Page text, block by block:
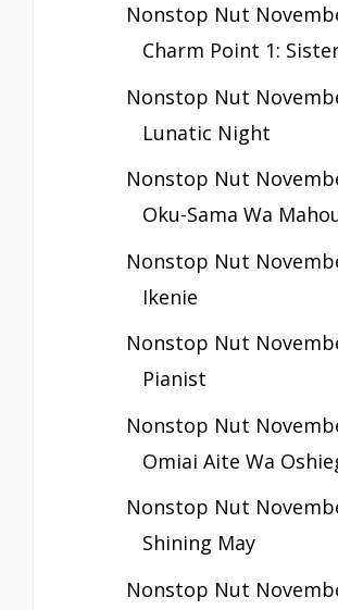
Nonstop Nut
Charm Point 1:
Nonstop Nut
Lunatic Night
Nonstop Nut
Oku-Sama Wa
Nonstop Nut
Ikenie
Nonstop Nut
Pianist
Nonstop Nut
Omiai Aite Wa
Nonstop Nut
Shining May
Nonstop Nut